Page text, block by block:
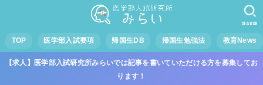
TOP 医学部入試要項 帰国生DB 帰国生勉強法 教育News
SEARCH
【求人】医学部入試研究所みらいでは記事を書いていただける方を募集してお
ります！